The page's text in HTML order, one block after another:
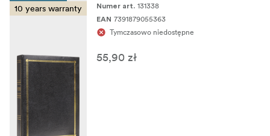
10 years warranty
Numer art. 131338
EAN 7391879055363
Tymczasowo niedostępne
55,90 zł